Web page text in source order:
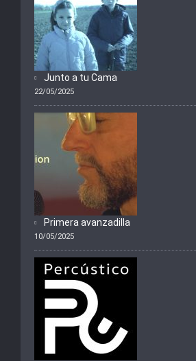
Junto a tu Cama
22/05/2025
Primera avanzadilla
10/05/2025